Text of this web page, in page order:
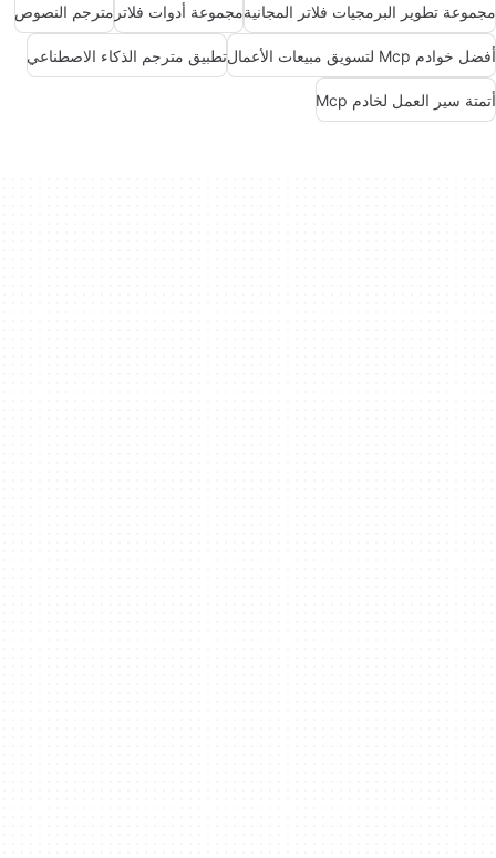
مجموعة تطوير البرمجيات فلاتر المجانيةمجموعة أدوات فلاتر مترجم النصوص
أفضل خوادم Mcp لتسويق مبيعات الأعمال تطبيق مترجم الذكاء الاصطناعي
أتمتة سير العمل لخادم Mcp